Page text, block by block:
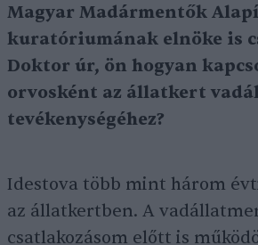
Magyar Madármentők
kuratóriumának elnöke is
Doktor úr, ön hogyan
orvosként az állatkert
tevékenységéhez?
Idestova több mint három
az állatkertben. A
csatlakozásom előtt is